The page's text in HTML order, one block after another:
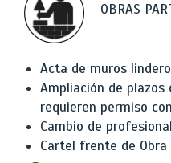
OBRAS
Acta de muros
Ampliación de
requieren permiso
Cambio de profesional
Cartel frente de Obra